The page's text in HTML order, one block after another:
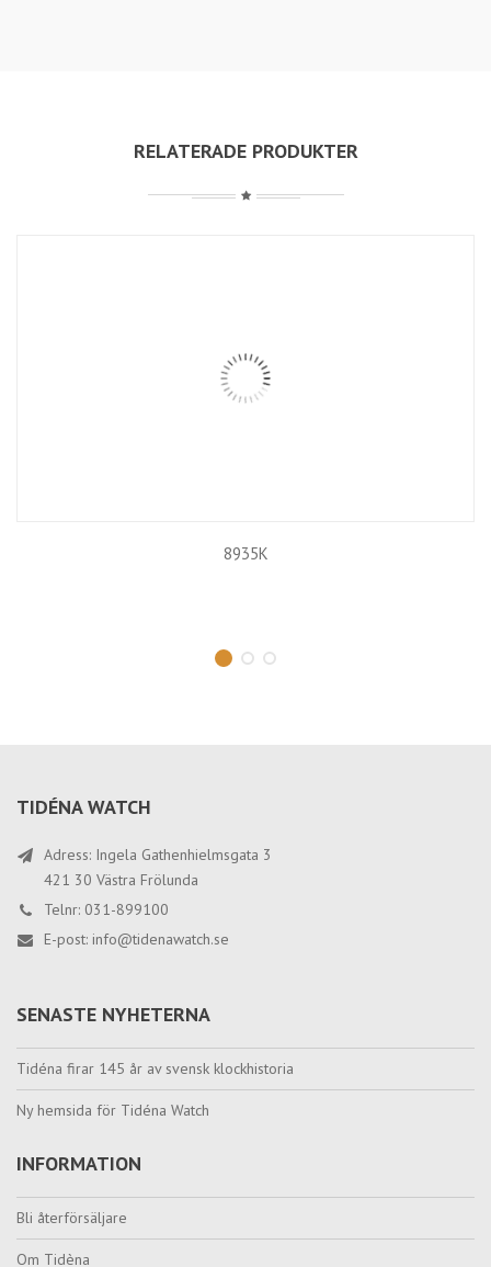
RELATERADE PRODUKTER
8935K
TIDÉNA WATCH
Adress: Ingela Gathenhielmsgata 3
421 30 Västra Frölunda
Telnr: 031-899100
E-post: info@tidenawatch.se
SENASTE NYHETERNA
Tidéna firar 145 år av svensk klockhistoria
Ny hemsida för Tidéna Watch
INFORMATION
Bli återförsäljare
Om Tidèna